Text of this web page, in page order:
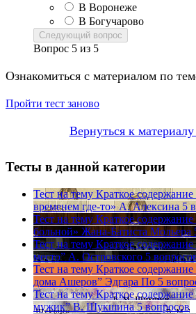
В Воронеже
В Богучарово
Следующий вопрос
Вопрос 5 из 5
Ознакомиться с материалом по
Пройти тест заново
Вернуться к
Тесты в данной категории
Тест на тему Краткое
временем где-то» А. Алексина 5
Тест на тему Краткое
больной» Жана-Батиста Мольера
Тест на тему Краткое
место” А. Островского 5
Тест на тему Краткое
дома Ашеров” Эдгара По 5
Тест на тему Краткое
мужик” В. Шукшина 5 вопросов